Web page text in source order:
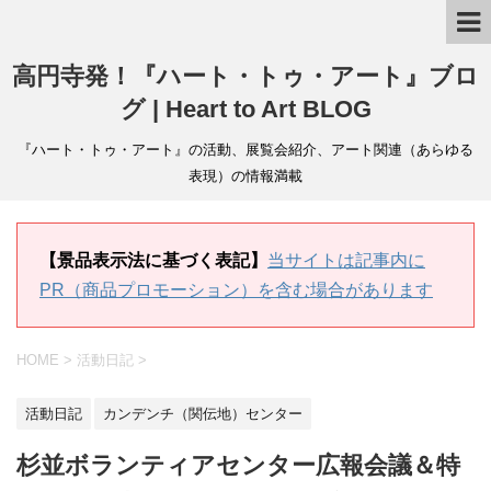
高円寺発！『ハート・トゥ・アート』ブロ
グ | Heart to Art BLOG
『ハート・トゥ・アート』の活動、展覧会紹介、アート関連（あらゆる
表現）の情報満載
【景品表示法に基づく表記】 当サイトは記事内に
PR（商品プロモーション）を含む場合があります
HOME > 活動日記 >
活動日記 カンデンチ（関伝地）センター
杉並ボランティアセンター広報会議＆特